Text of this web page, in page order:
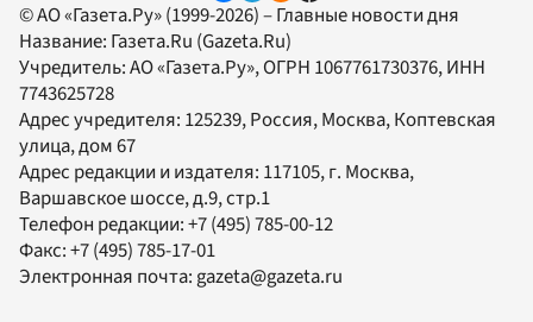
© АО «Газета.Ру» (1999-2026) – Главные новости дня
Название: Газета.Ru (Gazeta.Ru)
Учредитель:АО «Газета.Ру», ОГРН 1067761730376, ИНН
7743625728
Адрес учредителя: 125239, Россия, Москва, Коптевская
улица, дом 67
Адрес редакции и издателя: 117105, г. Москва,
Варшавское шоссе, д.9, стр.1
Телефон редакции:+7 (495) 785-00-12
Факс:+7 (495) 785-17-01
Электронная почта:gazeta@gazeta.ru